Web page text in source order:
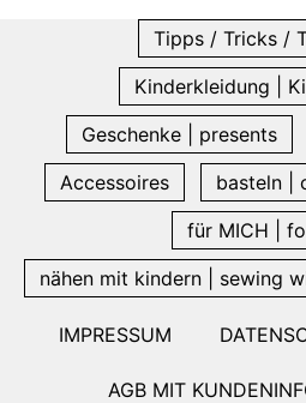
Tipps / Tricks /
Kinderkleidung |
Geschenke | presents
Accessoires
basteln |
für MICH |
nähen mit kindern | sewing
IMPRESSUM
AGB MIT